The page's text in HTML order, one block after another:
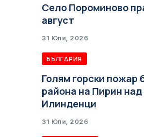
Село Пороминово
август
31 Юли, 2026
БЪЛГАРИЯ
Голям горски пожар
района на Пирин
Илинденци
31 Юли, 2026